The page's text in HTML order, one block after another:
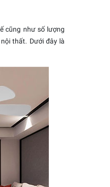
cũng như số lượng
thất. Dưới đây là